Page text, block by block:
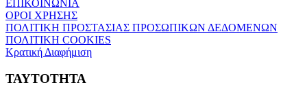
ΕΠΙΚΟΙΝΩΝΙΑ
ΟΡΟΙ ΧΡΗΣΗΣ
ΠΟΛΙΤΙΚΗ ΠΡΟΣΤΑΣΙΑΣ ΠΡΟΣΩΠΙΚΩΝ ΔΕΔΟΜΕΝΩΝ
ΠΟΛΙΤΙΚΗ COOKIES
Κρατική Διαφήμιση
ΤΑΥΤΟΤΗΤΑ